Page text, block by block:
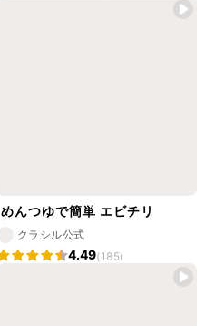
めんつゆで簡単 エビチリ
クラシル公式
4.49(185)